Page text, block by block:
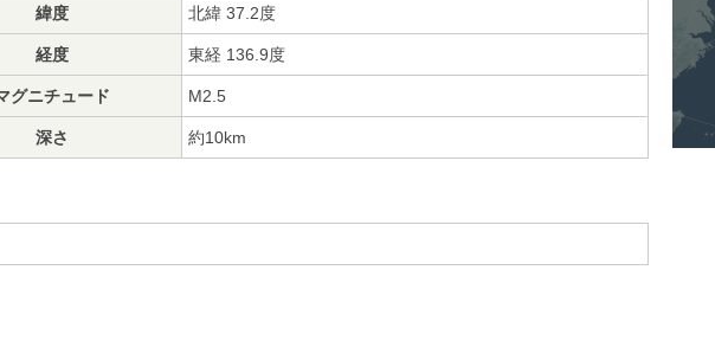
緯度 北緯 37.2度
経度 東経 136.9度
グニチュード M2.5
深さ 約10km